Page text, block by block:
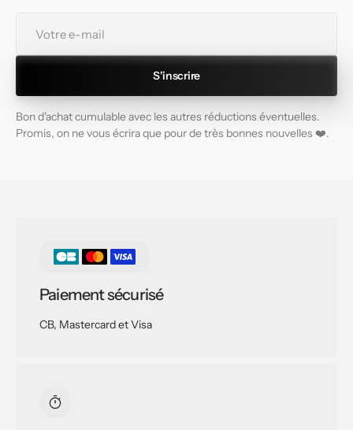
mail
S'inscrire
Bon d'achat cumulable avec les autres réductions éventuelles.
Promis, on ne vous écrira que pour de très bonnes nouvelles ❤️.
Paiement sécurisé
CB, Mastercard et Visa